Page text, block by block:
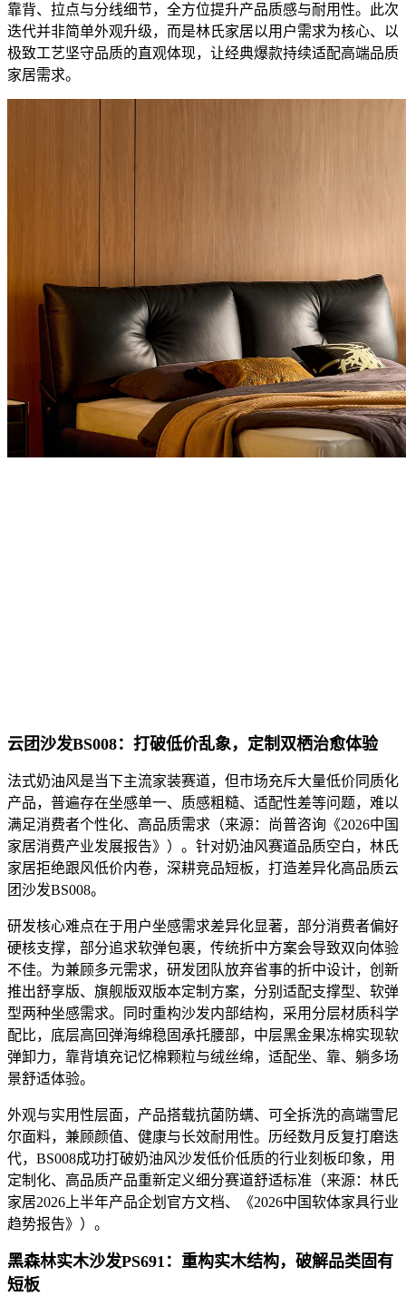
靠背、拉点与分线细节，全方位提升产品质感与耐用性。此次
迭代并非简单外观升级，而是林氏家居以用户需求为核心、以
极致工艺坚守品质的直观体现，让经典爆款持续适配高端品质
家居需求。
云团沙发BS008：打破低价乱象，定制双栖治愈体验
法式奶油风是当下主流家装赛道，但市场充斥大量低价同质化
产品，普遍存在坐感单一、质感粗糙、适配性差等问题，难以
满足消费者个性化、高品质需求（来源：尚普咨询《2026中国
家居消费产业发展报告》）。针对奶油风赛道品质空白，林氏
家居拒绝跟风低价内卷，深耕竞品短板，打造差异化高品质云
团沙发BS008。
研发核心难点在于用户坐感需求差异化显著，部分消费者偏好
硬核支撑，部分追求软弹包裹，传统折中方案会导致双向体验
不佳。为兼顾多元需求，研发团队放弃省事的折中设计，创新
推出舒享版、旗舰版双版本定制方案，分别适配支撑型、软弹
型两种坐感需求。同时重构沙发内部结构，采用分层材质科学
配比，底层高回弹海绵稳固承托腰部，中层黑金果冻棉实现软
弹卸力，靠背填充记忆棉颗粒与绒丝绵，适配坐、靠、躺多场
景舒适体验。
外观与实用性层面，产品搭载抗菌防螨、可全拆洗的高端雪尼
尔面料，兼顾颜值、健康与长效耐用性。历经数月反复打磨迭
代，BS008成功打破奶油风沙发低价低质的行业刻板印象，用
定制化、高品质产品重新定义细分赛道舒适标准（来源：林氏
家居2026上半年产品企划官方文档、《2026中国软体家具行业
趋势报告》）。
黑森林实木沙发PS691：重构实木结构，破解品类固有
短板